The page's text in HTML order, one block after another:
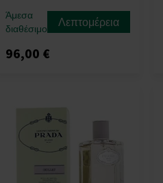
Άμεσα
διαθέσιμο
Λεπτομέρεια
96,00 €